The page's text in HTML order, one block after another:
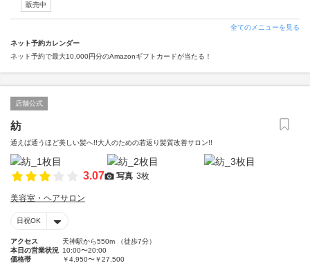
販売中
全てのメニューを見る
ネット予約カレンダー
ネット予約で最大10,000円分のAmazonギフトカードが当たる！
店舗公式
紡
通えば通うほど美しい髪へ!!大人のための若返り髪質改善サロン!!
3.07 写真 3枚
美容室・ヘアサロン
日祝OK
アクセス
天神駅から550m （徒歩7分）
本日の営業状況 10:00〜20:00
価格帯
￥4,950〜￥27,500